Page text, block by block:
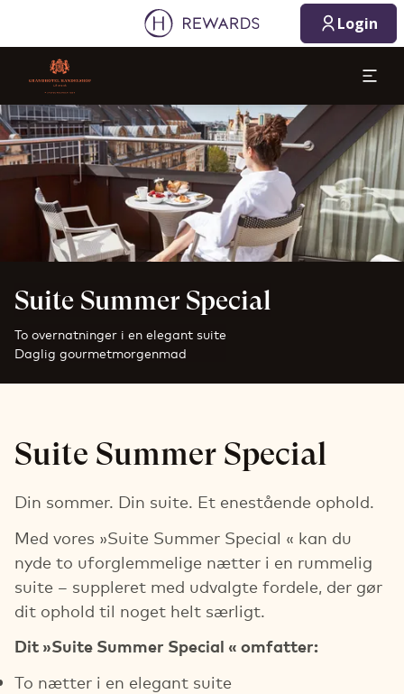
Login
Slide 1 af 1
Suite Summer Special
To overnatninger i en elegant suite
Daglig gourmetmorgenmad
Suite Summer Special
Din sommer. Din suite. Et enestående ophold.
Med vores »Suite Summer Special « kan du
nyde to uforglemmelige nætter i en rummelig
suite – suppleret med udvalgte fordele, der gør
dit ophold til noget helt særligt.
Dit »Suite Summer Special « omfatter:
To nætter i en elegant suite